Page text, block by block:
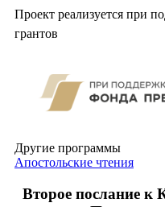
Проект реализуется при
грантов
Другие программы
Апостольские чтения
Второе послание к